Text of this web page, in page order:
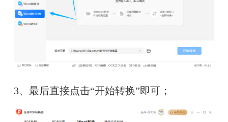
3、最后直接点击“开始转换”即可；